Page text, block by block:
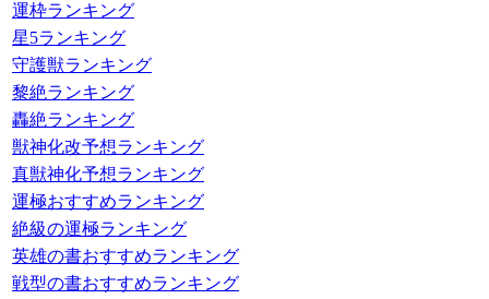
運枠ランキング
星5ランキング
守護獣ランキング
黎絶ランキング
轟絶ランキング
獣神化改予想ランキング
真獣神化予想ランキング
運極おすすめランキング
絶級の運極ランキング
英雄の書おすすめランキング
戦型の書おすすめランキング